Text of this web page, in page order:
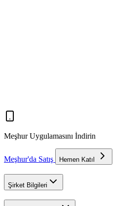
Meşhur Uygulamasını İndirin
Meşhur'da Satış Hemen Katıl
Şirket Bilgileri